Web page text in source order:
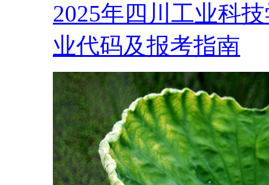
2025年四川工业科
业代码及报考指南